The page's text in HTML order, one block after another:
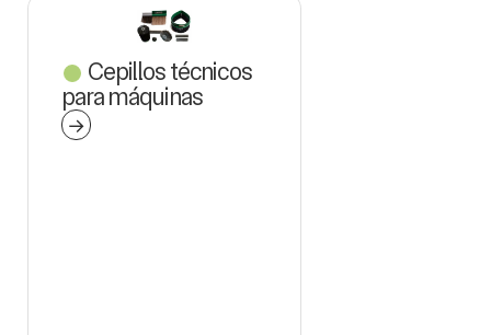
Cepillos técnicos
para máquinas
→